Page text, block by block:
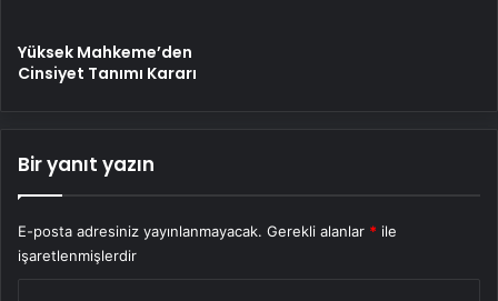
Yüksek Mahkeme’den
Cinsiyet Tanımı Kararı
Bir yanıt yazın
E-posta adresiniz yayınlanmayacak. Gerekli alanlar * ile
işaretlenmişlerdir